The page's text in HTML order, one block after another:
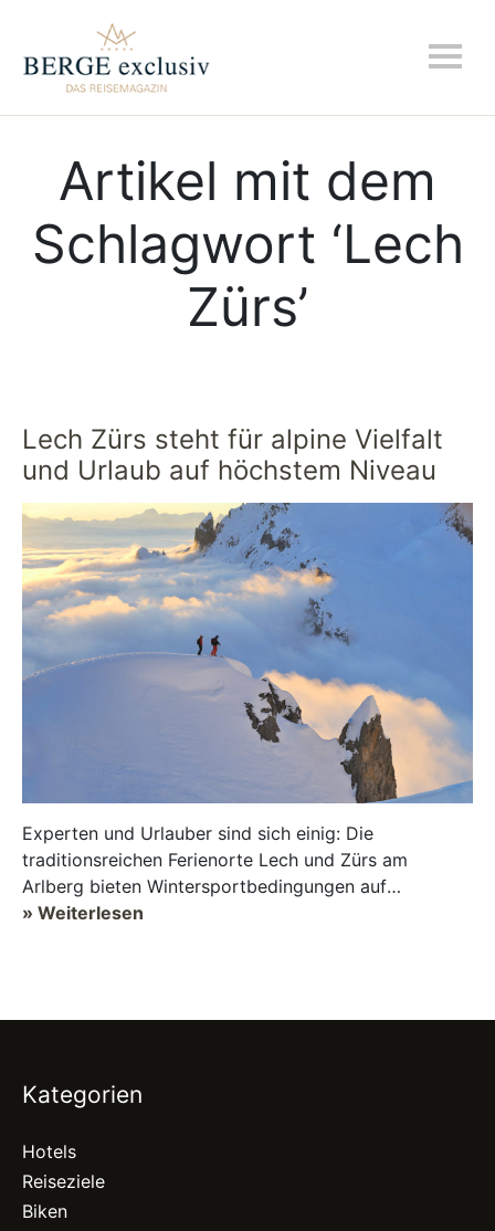
Artikel mit dem
Schlagwort ‘Lech
Zürs’
Lech Zürs steht für alpine Vielfalt
und Urlaub auf höchstem Niveau
Experten und Urlauber sind sich einig: Die
traditionsreichen Ferienorte Lech und Zürs am
Arlberg bieten Wintersportbedingungen auf
absolutem Spitzenniveau. Lech Zürs hat sich als Mi...
» Weiterlesen
Kategorien
Hotels
Reiseziele
Biken